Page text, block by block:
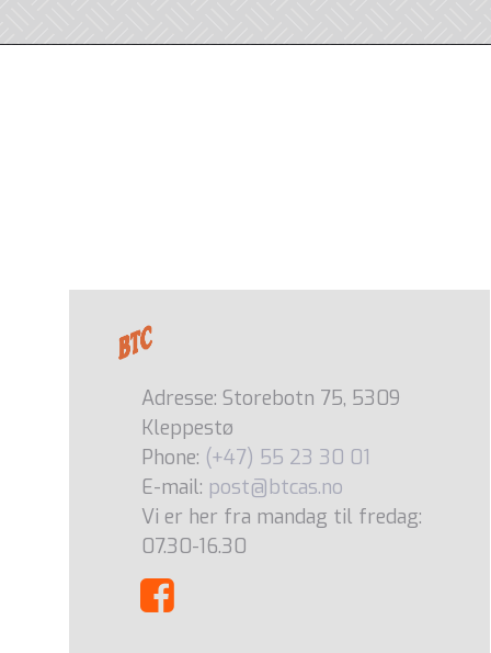
Adresse: Storebotn 75, 5309
Kleppestø
Phone: (+47) 55 23 30 01
E-mail: post@btcas.no
Vi er her fra mandag til fredag:
07.30-16.30